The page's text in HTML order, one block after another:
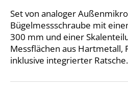
Set von analoger
Bügelmessschraube mit
300 mm und einer
Messflächen aus Hartmetall,
inklusive integrierter Ratsche.
p
f
e
h
l
n